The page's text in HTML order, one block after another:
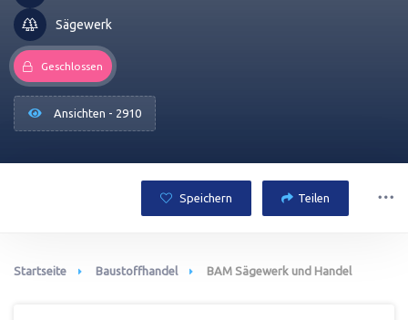
Sägewerk
Geschlossen
Ansichten - 2910
Speichern Teilen
Startseite Baustoffhandel BAM Sägewerk und Handel